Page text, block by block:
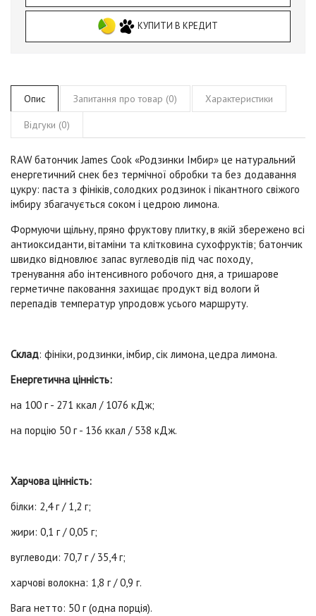
КУПИТИ В КРЕДИТ
Опис Запитання про товар (0) Характеристики
Відгуки (0)
RAW батончик James Cook «Родзинки Імбир» це натуральний
енергетичний снек без термічної обробки та без додавання
цукру: паста з фініків, солодких родзинок і пікантного свіжого
імбиру збагачується соком і цедрою лимона.
Формуючи щільну, пряно фруктову плитку, в якій збережено всі
антиоксиданти, вітаміни та клітковина сухофруктів; батончик
швидко відновлює запас вуглеводів під час походу,
тренування або інтенсивного робочого дня, а тришарове
герметичне паковання захищає продукт від вологи й
перепадів температур упродовж усього маршруту.
Склад: фініки, родзинки, імбир, сік лимона, цедра лимона.
Енергетична цінність:
на 100 г - 271 ккал / 1076 кДж;
на порцію 50 г - 136 ккал / 538 кДж.
Харчова цінність:
білки: 2,4 г / 1,2 г;
жири: 0,1 г / 0,05 г;
вуглеводи: 70,7 г / 35,4 г;
харчові волокна: 1,8 г / 0,9 г.
Вага нетто: 50 г (одна порція).